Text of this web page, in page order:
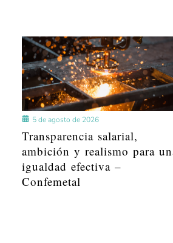
5 de agosto de 2026
Transparencia salarial,
ambición y realismo para
igualdad efectiva –
Confemetal